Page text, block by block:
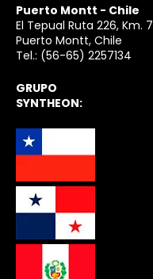
Puerto Montt - Chile
El Tepual Ruta 226, Km. 7
Puerto Montt, Chile
Tel.: (56-65) 2257134
GRUPO
SYNTHEON: